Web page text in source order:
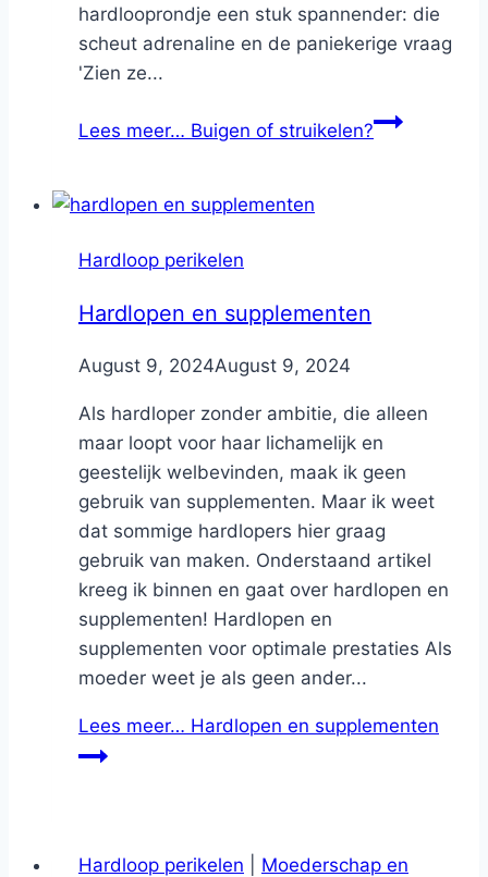
hardlooprondje een stuk spannender: die
scheut adrenaline en de paniekerige vraag
'Zien ze...
Lees meer… Buigen of struikelen?
Hardloop perikelen
Hardlopen en supplementen
ByNicole
August 9, 2024August 9, 2024
Als hardloper zonder ambitie, die alleen
maar loopt voor haar lichamelijk en
geestelijk welbevinden, maak ik geen
gebruik van supplementen. Maar ik weet
dat sommige hardlopers hier graag
gebruik van maken. Onderstaand artikel
kreeg ik binnen en gaat over hardlopen en
supplementen! Hardlopen en
supplementen voor optimale prestaties Als
moeder weet je als geen ander...
Lees meer… Hardlopen en supplementen
Hardloop perikelen
Moederschap en